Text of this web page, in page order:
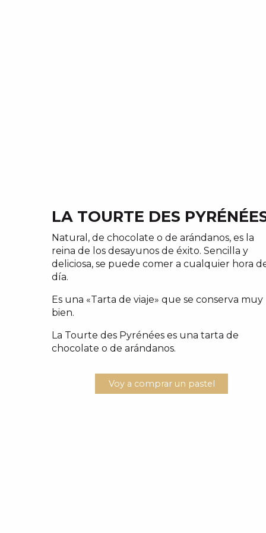
LA TOURTE DES
Natural, de chocolate o de arándanos, es la
reina de los desayunos de éxito. Sencilla y
deliciosa, se puede comer a cualquier hora
día.
Es una «Tarta de viaje» que se conserva muy
bien.
La Tourte des Pyrénées es una tarta de
chocolate o de arándanos.
Voy a comprar un pastel